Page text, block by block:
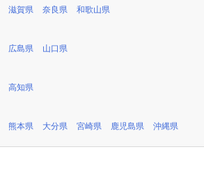
滋賀県 奈良県 和歌山県
広島県 山口県
高知県
熊本県 大分県 宮崎県 鹿児島県 沖縄県